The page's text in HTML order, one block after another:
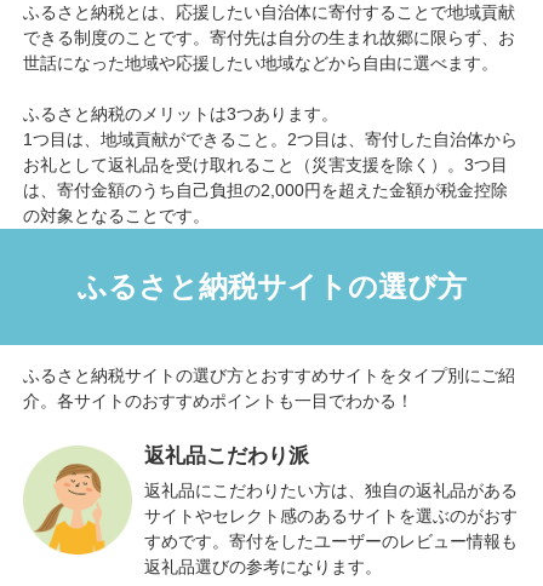
ふるさと納税とは、応援したい自治体に寄付することで地域貢献
できる制度のことです。寄付先は自分の生まれ故郷に限らず、お
世話になった地域や応援したい地域などから自由に選べます。
ふるさと納税のメリットは3つあります。
1つ目は、地域貢献ができること。2つ目は、寄付した自治体から
お礼として返礼品を受け取れること（災害支援を除く）。3つ目
は、寄付金額のうち自己負担の2,000円を超えた金額が税金控除
の対象となることです。
ふるさと納税サイトの選び方
ふるさと納税サイトの選び方とおすすめサイトをタイプ別にご紹
介。各サイトのおすすめポイントも一目でわかる！
返礼品こだわり派
返礼品にこだわりたい方は、独自の返礼品がある
サイトやセレクト感のあるサイトを選ぶのがおす
すめです。寄付をしたユーザーのレビュー情報も
返礼品選びの参考になります。